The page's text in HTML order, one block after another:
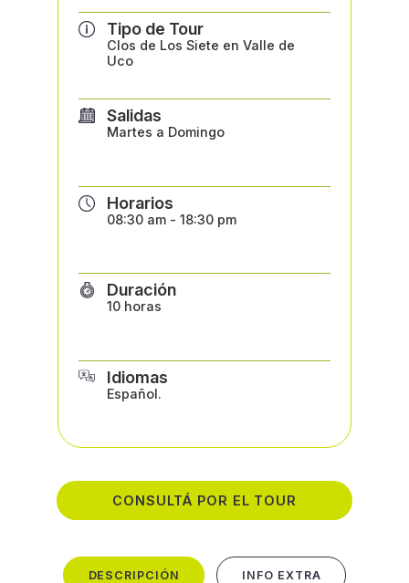
Tipo de Tour
Clos de Los Siete en Valle de
Uco
Salidas
Martes a Domingo
Horarios
08:30 am - 18:30 pm
Duración
10 horas
Idiomas
Español.
CONSULTÁ POR EL TOUR
DESCRIPCIÓN INFO EXTRA